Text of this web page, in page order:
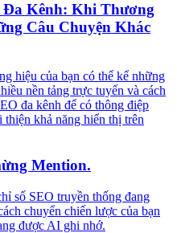
Đa Kênh: Khi Thương
Câu Chuyện Khác
hiệu của bạn có thể kể những
nền tảng trực tuyến và cách
đa kênh để có thông điệp
khả năng hiển thị trên
Mention.
số SEO truyền thống đang
chuyển chiến lược của bạn
được AI ghi nhớ.